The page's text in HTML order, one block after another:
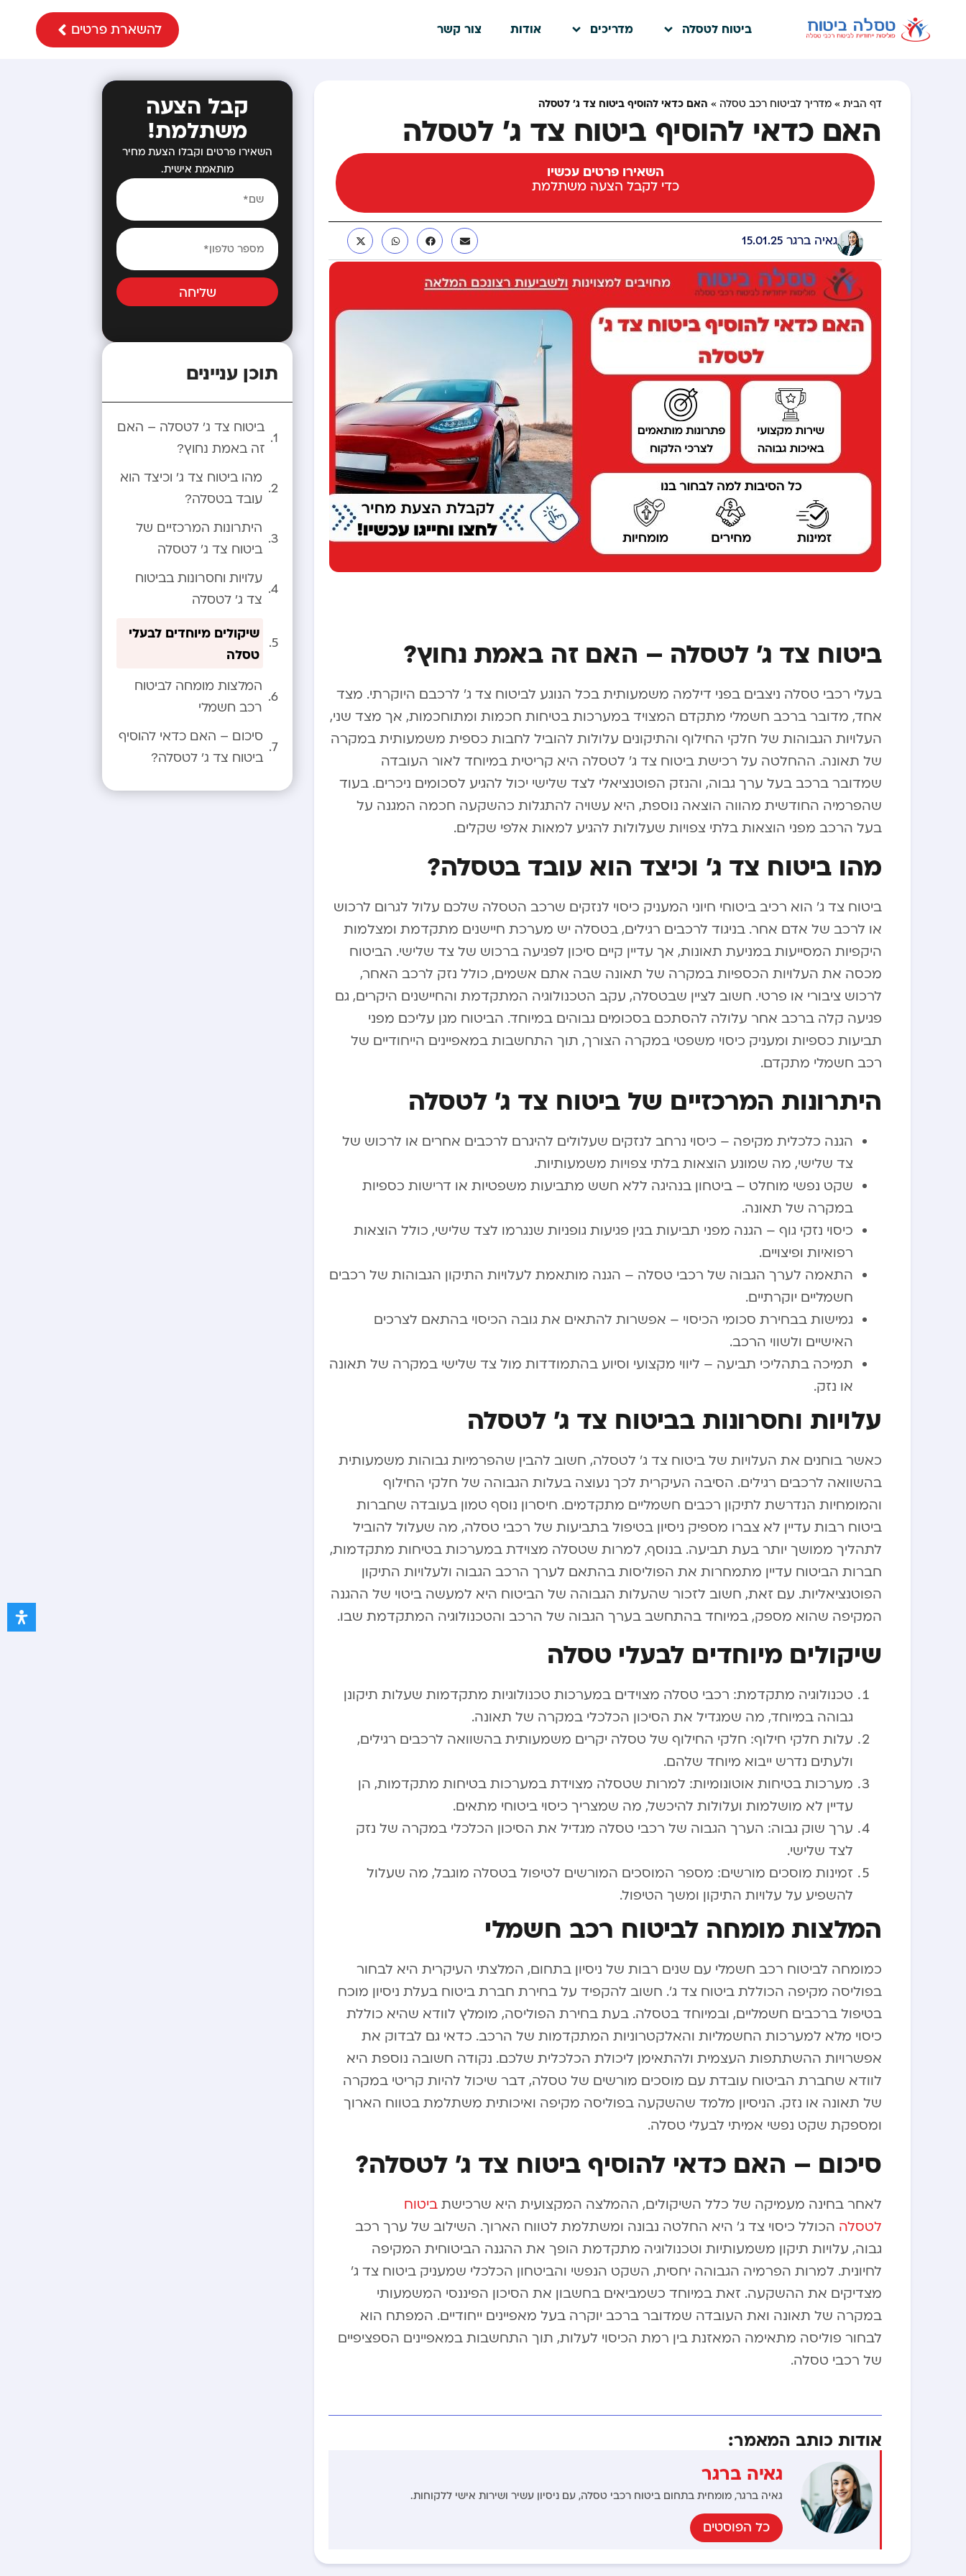
ביטוח לטסלה מדריכים אודות צור קשר להשארת פרטים
דף הבית » מדריך לביטוח רכב טסלה » האם כדאי להוסיף ביטוח צד ג’ לטסלה
האם כדאי להוסיף ביטוח צד ג’ לטסלה
השאירו פרטים עכשיו
כדי לקבל הצעה משתלמת
גאיה ברגר 15.01.25
ביטוח צד ג’ לטסלה – האם זה באמת נחוץ?
בעלי רכבי טסלה ניצבים בפני דילמה משמעותית בכל הנוגע לביטוח צד ג’ לרכבם היוקרתי. מצד
אחד, מדובר ברכב חשמלי מתקדם המצויד במערכות בטיחות חכמות ומתוחכמות, אך מצד שני,
העלויות הגבוהות של חלקי החילוף והתיקונים עלולות להוביל לחבות כספית משמעותית במקרה
של תאונה. ההחלטה על רכישת ביטוח צד ג’ לטסלה היא קריטית במיוחד לאור העובדה
שמדובר ברכב בעל ערך גבוה, והנזק הפוטנציאלי לצד שלישי יכול להגיע לסכומים ניכרים. בעוד
שהפרמיה החודשית מהווה הוצאה נוספת, היא עשויה להתגלות כהשקעה חכמה המגנה על
בעל הרכב מפני הוצאות בלתי צפויות שעלולות להגיע למאות אלפי שקלים.
מהו ביטוח צד ג’ וכיצד הוא עובד בטסלה?
ביטוח צד ג’ הוא רכיב ביטוחי חיוני המעניק כיסוי לנזקים שרכב הטסלה שלכם עלול לגרום לרכוש
או לרכב של אדם אחר. בניגוד לרכבים רגילים, בטסלה יש מערכת חיישנים מתקדמת ומצלמות
היקפיות המסייעות במניעת תאונות, אך עדיין קיים סיכון לפגיעה ברכוש של צד שלישי. הביטוח
מכסה את העלויות הכספיות במקרה של תאונה שבה אתם אשמים, כולל נזק לרכב האחר,
לרכוש ציבורי או פרטי. חשוב לציין שבטסלה, עקב הטכנולוגיה המתקדמת והחיישנים היקרים, גם
פגיעה קלה ברכב אחר עלולה להסתכם בסכומים גבוהים במיוחד. הביטוח מגן עליכם מפני
תביעות כספיות ומעניק כיסוי משפטי במקרה הצורך, תוך התחשבות במאפיינים הייחודיים של
רכב חשמלי מתקדם.
היתרונות המרכזיים של ביטוח צד ג’ לטסלה
הגנה כלכלית מקיפה – כיסוי נרחב לנזקים שעלולים להיגרם לרכבים אחרים או לרכוש של
צד שלישי, מה שמונע הוצאות בלתי צפויות משמעותיות.
שקט נפשי מוחלט – ביטחון בנהיגה ללא חשש מתביעות משפטיות או דרישות כספיות
במקרה של תאונה.
כיסוי נזקי גוף – הגנה מפני תביעות בגין פגיעות גופניות שנגרמו לצד שלישי, כולל הוצאות
רפואיות ופיצויים.
התאמה לערך הגבוה של רכבי טסלה – הגנה מותאמת לעלויות התיקון הגבוהות של רכבים
חשמליים יוקרתיים.
גמישות בבחירת סכומי הכיסוי – אפשרות להתאים את גובה הכיסוי בהתאם לצרכים
האישיים ולשווי הרכב.
תמיכה בתהליכי תביעה – ליווי מקצועי וסיוע בהתמודדות מול צד שלישי במקרה של תאונה
או נזק.
עלויות וחסרונות בביטוח צד ג’ לטסלה
כאשר בוחנים את העלויות של ביטוח צד ג’ לטסלה, חשוב להבין שהפרמיות גבוהות משמעותית
בהשוואה לרכבים רגילים. הסיבה העיקרית לכך נעוצה בעלות הגבוהה של חלקי החילוף
והמומחיות הנדרשת לתיקון רכבים חשמליים מתקדמים. חיסרון נוסף טמון בעובדה שחברות
ביטוח רבות עדיין לא צברו מספיק ניסיון בטיפול בתביעות של רכבי טסלה, מה שעלול להוביל
לתהליך ממושך יותר בעת תביעה. בנוסף, למרות שטסלה מצוידת במערכות בטיחות מתקדמות,
חברות הביטוח עדיין מתמחרות את הפוליסות בהתאם לערך הרכב הגבוה ולעלויות התיקון
הפוטנציאליות. עם זאת, חשוב לזכור שהעלות הגבוהה של הביטוח היא למעשה ביטוי של ההגנה
המקיפה שהוא מספק, במיוחד בהתחשב בערך הגבוה של הרכב והטכנולוגיה המתקדמת שבו.
שיקולים מיוחדים לבעלי טסלה
טכנולוגיה מתקדמת: רכבי טסלה מצוידים במערכות טכנולוגיות מתקדמות שעלות תיקונן
גבוהה במיוחד, מה שמגדיל את הסיכון הכלכלי במקרה של תאונה.
עלות חלקי חילוף: חלקי החילוף של טסלה יקרים משמעותית בהשוואה לרכבים רגילים,
ולעתים נדרש ייבוא מיוחד שלהם.
מערכות בטיחות אוטונומיות: למרות שטסלה מצוידת במערכות בטיחות מתקדמות, הן
עדיין לא מושלמות ועלולות להיכשל, מה שמצריך כיסוי ביטוחי מתאים.
ערך שוק גבוה: הערך הגבוה של רכבי טסלה מגדיל את הסיכון הכלכלי במקרה של נזק
לצד שלישי.
זמינות מוסכים מורשים: מספר המוסכים המורשים לטיפול בטסלה מוגבל, מה שעלול
להשפיע על עלויות התיקון ומשך הטיפול.
המלצות מומחה לביטוח רכב חשמלי
כמומחה לביטוח רכב חשמלי עם שנים רבות של ניסיון בתחום, המלצתי העיקרית היא לבחור
בפוליסה מקיפה הכוללת ביטוח צד ג’. חשוב להקפיד על בחירת חברת ביטוח בעלת ניסיון מוכח
בטיפול ברכבים חשמליים, ובמיוחד בטסלה. בעת בחירת הפוליסה, מומלץ לוודא שהיא כוללת
כיסוי מלא למערכות החשמליות והאלקטרוניות המתקדמות של הרכב. כדאי גם לבדוק את
אפשרויות ההשתתפות העצמית ולהתאימן ליכולת הכלכלית שלכם. נקודה חשובה נוספת היא
לוודא שחברת הביטוח עובדת עם מוסכים מורשים של טסלה, דבר שיכול להיות קריטי במקרה
של תאונה או נזק. הניסיון מלמד שהשקעה בפוליסה מקיפה ואיכותית משתלמת בטווח הארוך
ומספקת שקט נפשי אמיתי לבעלי טסלה.
סיכום – האם כדאי להוסיף ביטוח צד ג’ לטסלה?
לאחר בחינה מעמיקה של כלל השיקולים, ההמלצה המקצועית היא שרכישת ביטוח
לטסלה הכולל כיסוי צד ג’ היא החלטה נבונה ומשתלמת לטווח הארוך. השילוב של ערך רכב
גבוה, עלויות תיקון משמעותיות וטכנולוגיה מתקדמת הופך את ההגנה הביטוחית המקיפה
לחיונית. למרות הפרמיה הגבוהה יחסית, השקט הנפשי והביטחון הכלכלי שמעניק ביטוח צד ג’
מצדיקים את ההשקעה. זאת במיוחד כשמביאים בחשבון את הסיכון הפיננסי המשמעותי
במקרה של תאונה ואת העובדה שמדובר ברכב יוקרה בעל מאפיינים ייחודיים. המפתח הוא
לבחור פוליסה מתאימה המאזנת בין רמת הכיסוי לעלות, תוך התחשבות במאפיינים הספציפיים
של רכבי טסלה.
אודות כותב המאמר:
גאיה ברגר
גאיה ברגר, מומחית בתחום ביטוח רכבי טסלה, עם ניסיון עשיר ושירות אישי ללקוחות.
כל הפוסטים
קבל הצעה
משתלמת!
השאירו פרטים וקבלו הצעת מחיר
מותאמת אישית.
שליחה
תוכן עניינים
ביטוח צד ג’ לטסלה – האם
זה באמת נחוץ?
מהו ביטוח צד ג’ וכיצד הוא
עובד בטסלה?
היתרונות המרכזיים של
ביטוח צד ג’ לטסלה
עלויות וחסרונות בביטוח
צד ג’ לטסלה
שיקולים מיוחדים לבעלי
טסלה
המלצות מומחה לביטוח
רכב חשמלי
סיכום – האם כדאי להוסיף
ביטוח צד ג’ לטסלה?